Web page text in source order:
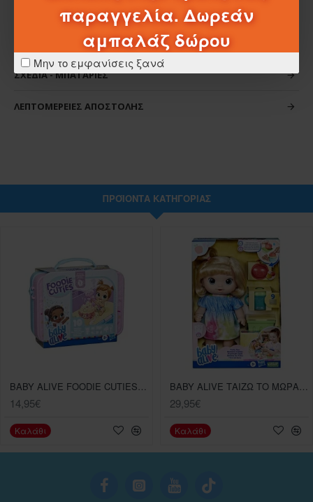
παραγγελία. Δωρεάν
αμπαλάζ δώρου
Μην το εμφανίσεις ξανά
ΧΑΡΑΚΤΗΡΙΣΤΙΚΆ
ΣΧΈΔΙΑ - ΜΠΑΤΑΡΊΕΣ
ΛΕΠΤΟΜΈΡΕΙΕΣ ΑΠΟΣΤΟΛΉΣ
ΠΡΟΪΌΝΤΑ ΚΑΤΗΓΟΡΊΑΣ
BABY ALIVE FOODIE CUTIES LUNCHBOX
14,95€
Καλάθι
BABY ALIVE ΤΑΙΖΩ ΤΟ ΜΩΡΑΚΙ ΜΟΥ
29,95€
Καλάθι